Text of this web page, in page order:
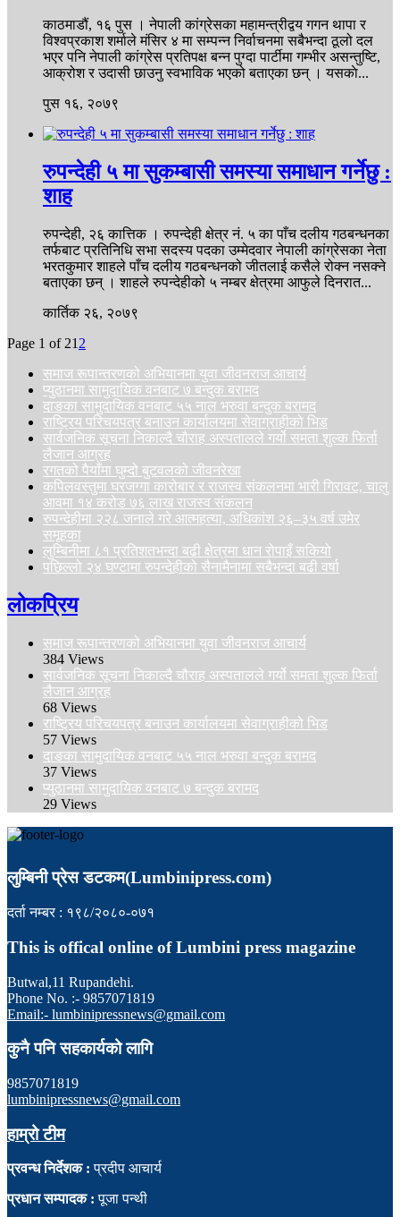
काठमाडौं, १६ पुस । नेपाली कांग्रेसका महामन्त्रीद्वय गगन थापा र
विश्वप्रकाश शर्माले मंसिर ४ मा सम्पन्न निर्वाचनमा सबैभन्दा ठूलो दल
भएर पनि नेपाली कांग्रेस प्रतिपक्ष बन्न पुग्दा पार्टीमा गम्भीर असन्तुष्टि,
आक्रोश र उदासी छाउनु स्वभाविक भएको बताएका छन् । यसकाे...
पुस १६, २०७९
रुपन्देही ५ मा सुकम्बासी समस्या समाधान गर्नेछु :
शाह
रुपन्देही, २६ कात्तिक । रुपन्देही क्षेत्र नं. ५ का पाँच दलीय गठबन्धनका
तर्फबाट प्रतिनिधि सभा सदस्य पदका उम्मेदवार नेपाली कांग्रेसका नेता
भरतकुमार शाहले पाँच दलीय गठबन्धनको जीतलाई कसैले रोक्न नसक्ने
बताएका छन् । शाहले रुपन्देहीको ५ नम्बर क्षेत्रमा आफुले दिनरात...
कार्तिक २६, २०७९
Page 1 of 21 2
समाज रूपान्तरणको अभियानमा युवा जीवनराज आचार्य
प्युठानमा सामुदायिक वनबाट ७ बन्दुक बरामद
दाङका सामुदायिक वनबाट ५५ नाल भरुवा बन्दुक बरामद
राष्ट्रिय परिचयपत्र बनाउन कार्यालयमा सेवाग्राहीको भिड
सार्वजनिक सूचना निकाल्दै चौराह अस्पतालले गर्यो समता शुल्क फिर्ता
लैजान आग्रह
रगतको पैयाँमा घुम्दो बुटवलको जीवनरेखा
कपिलवस्तुमा घरजग्गा कारोबार र राजस्व संकलनमा भारी गिरावट, चालु
आवमा १४ करोड ७६ लाख राजस्व संकलन
रुपन्देहीमा २२८ जनाले गरे आत्महत्या, अधिकांश २६–३५ वर्ष उमेर
समूहका
लुम्बिनीमा ८१ प्रतिशतभन्दा बढी क्षेत्रमा धान रोपाइँ सकियो
पछिल्लो २४ घण्टामा रुपन्देहीको सैनामैनामा सबैभन्दा बढी वर्षा
लोकप्रिय
समाज रूपान्तरणको अभियानमा युवा जीवनराज आचार्य
384 Views
सार्वजनिक सूचना निकाल्दै चौराह अस्पतालले गर्यो समता शुल्क फिर्ता
लैजान आग्रह
68 Views
राष्ट्रिय परिचयपत्र बनाउन कार्यालयमा सेवाग्राहीको भिड
57 Views
दाङका सामुदायिक वनबाट ५५ नाल भरुवा बन्दुक बरामद
37 Views
प्युठानमा सामुदायिक वनबाट ७ बन्दुक बरामद
29 Views
लुम्बिनी प्रेस डटकम(Lumbinipress.com)
दर्ता नम्बर : १९८/२०८०-०७१
This is offical online of Lumbini press magazine
Butwal,11 Rupandehi.
Phone No. :- 9857071819
Email:- lumbinipressnews@gmail.com
कुनै पनि सहकार्यको लागि
9857071819
lumbinipressnews@gmail.com
हाम्रो टीम
प्रवन्ध निर्देशक : प्रदीप आचार्य
प्रधान सम्पादक : पूजा पन्थी